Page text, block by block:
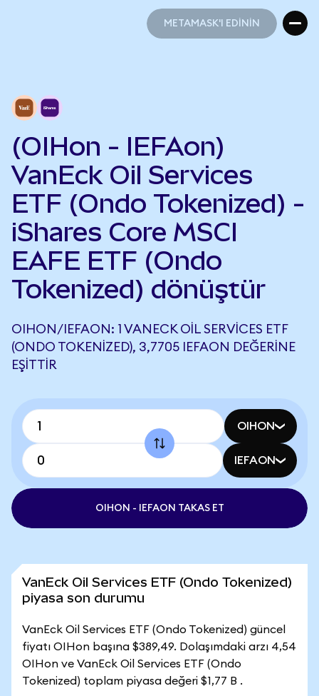
METAMASK'I EDİNİN
(OIHon - IEFAon)
VanEck Oil Services
ETF (Ondo Tokenized) -
iShares Core MSCI
EAFE ETF (Ondo
Tokenized) dönüştür
OIHON/IEFAON: 1 VANECK OIL SERVICES ETF
(ONDO TOKENIZED), 3,7705 IEFAON DEĞERINE
EŞITTIR
OIHON
IEFAON
OIHON - IEFAON TAKAS ET
VanEck Oil Services ETF (Ondo Tokenized)
piyasa son durumu
VanEck Oil Services ETF (Ondo Tokenized) güncel
fiyatı OIHon başına $389,49. Dolaşımdaki arzı 4,54
OIHon ve VanEck Oil Services ETF (Ondo
Tokenized) toplam piyasa değeri $1,77 B .